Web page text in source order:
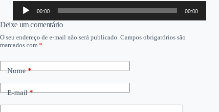
Tocador
áudio
00:00 00:00
Deixe um comentário
O seu endereço de e-mail não será publicado. Campos obrigatórios são
marcados com *
Nome*
E-mail*